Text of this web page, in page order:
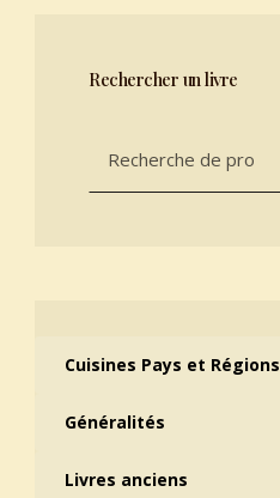
Rechercher un livre
Recherche pour :
Cuisines Pays et Régions
Généralités
Livres anciens